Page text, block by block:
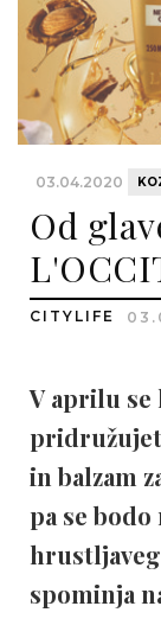
03.04.2020
Od
CITYLIFE
V aprilu se
in balzam
pa se
spominja